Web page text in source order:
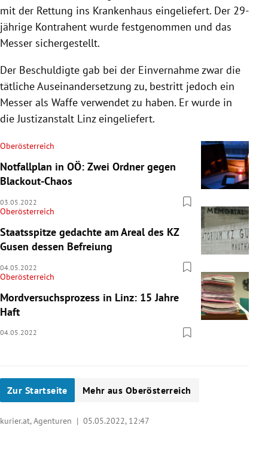
mit der Rettung ins Krankenhaus eingeliefert. Der 29-
jährige Kontrahent wurde festgenommen und das
Messer sichergestellt.
Der Beschuldigte gab bei der Einvernahme zwar die
tätliche Auseinandersetzung zu, bestritt jedoch ein
Messer als Waffe verwendet zu haben. Er wurde in
die Justizanstalt Linz eingeliefert.
Oberösterreich
Notfallplan in OÖ: Zwei Ordner gegen
Blackout-Chaos
03.05.2022
Oberösterreich
Staatsspitze gedachte am Areal des KZ
Gusen dessen Befreiung
04.05.2022
Oberösterreich
Mordversuchsprozess in Linz: 15 Jahre
Haft
04.05.2022
Zur Startseite Mehr aus Oberösterreich
kurier.at, Agenturen | 05.05.2022, 12:47